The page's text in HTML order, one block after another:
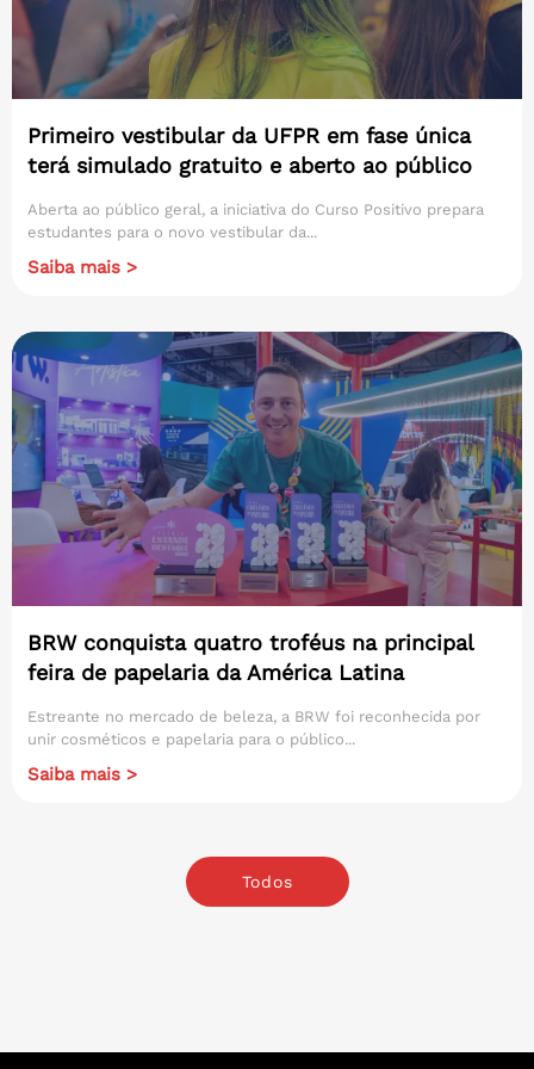
Primeiro vestibular da UFPR em fase única
terá simulado gratuito e aberto ao público
Aberta ao público geral, a iniciativa do Curso Positivo prepara
estudantes para o novo vestibular da...
Saiba mais >
BRW conquista quatro troféus na principal
feira de papelaria da América Latina
Estreante no mercado de beleza, a BRW foi reconhecida por
unir cosméticos e papelaria para o público...
Saiba mais >
Todos